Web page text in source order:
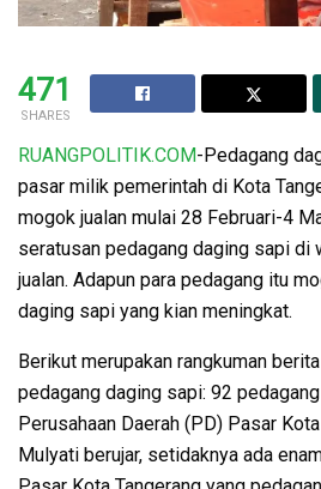
471
SHARES
RUANGPOLITIK.COM-Pedagang
pasar milik pemerintah di Kota
mogok jualan mulai 28 Februari-4
seratusan pedagang daging sapi di
jualan. Adapun para pedagang itu
daging sapi yang kian meningkat.
Berikut merupakan rangkuman
pedagang daging sapi: 92
Perusahaan Daerah (PD) Pasar
Mulyati berujar, setidaknya ada